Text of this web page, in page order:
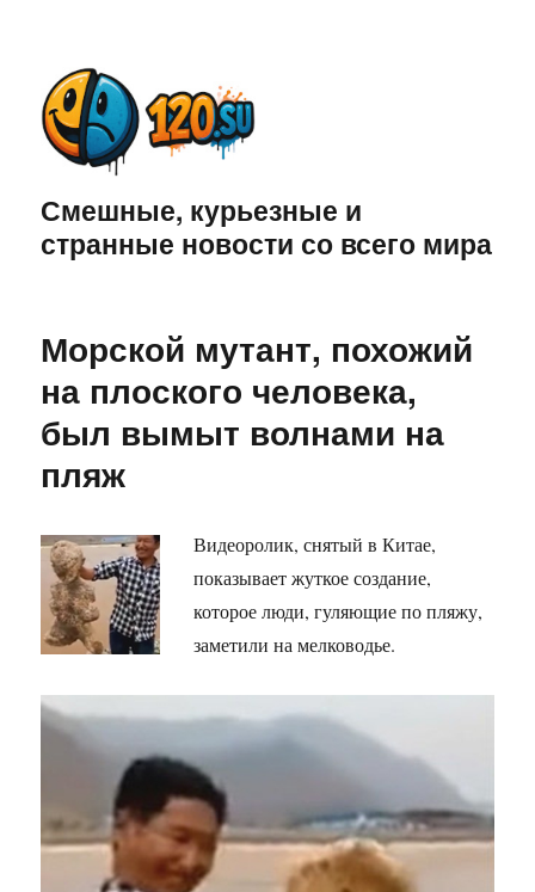
Смешные, курьезные и
странные новости со всего мира
Морской мутант, похожий
на плоского человека,
был вымыт волнами на
пляж
Видеоролик, снятый в Китае,
показывает жуткое создание,
которое люди, гуляющие по пляжу,
заметили на мелководье.